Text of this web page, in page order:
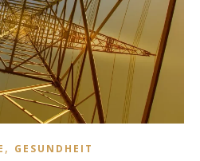
, GESUNDHEIT